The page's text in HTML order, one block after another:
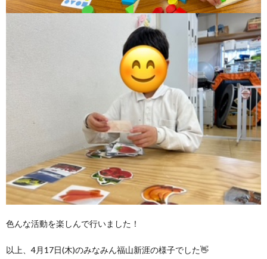
色んな活動を楽しんで行いました！
以上、4月17日(木)のみなみん福山新涯の様子でした👋